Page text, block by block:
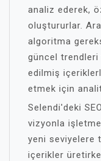
analiz ederek,
oluştururlar.
algoritma
güncel
edilmiş
etmek için
Selendi'deki
vizyonla
yeni seviyelere
içerikler